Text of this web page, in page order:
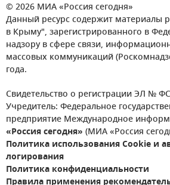
© 2026 МИА «Россия сегодня»
Данный ресурс содержит материалы
в Крыму", зарегистрированного в
надзору в сфере связи,
массовых коммуникаций
года.
Свидетельство о регистрации ЭЛ №
Учредитель: Федеральное
предприятие Международное
«Россия сегодня» (МИА «Россия
Политика использования Cookie и
логирования
Политика конфиденциальности